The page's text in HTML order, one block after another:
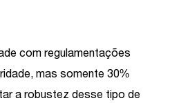
com regulamentações
mas somente 30%
a robustez desse tipo de